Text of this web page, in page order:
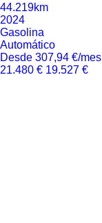
44.219km
2024
Gasolina
Automático
Desde 307,94 €/mes
21.480 € 19.527 €